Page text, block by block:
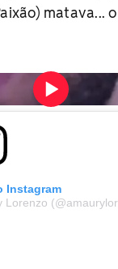
matava...
Vídeo: iBahia
Instagram
Lorenzo